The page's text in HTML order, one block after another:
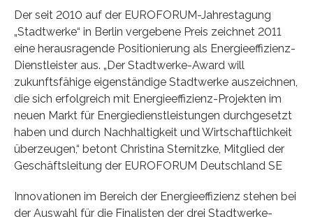
Der seit 2010 auf der EUROFORUM-Jahrestagung
„Stadtwerke“ in Berlin vergebene Preis zeichnet 2011
eine herausragende Positionierung als Energieeffizienz-
Dienstleister aus. „Der Stadtwerke-Award will
zukunftsfähige eigenständige Stadtwerke auszeichnen,
die sich erfolgreich mit Energieeffizienz-Projekten im
neuen Markt für Energiedienstleistungen durchgesetzt
haben und durch Nachhaltigkeit und Wirtschaftlichkeit
überzeugen,“ betont Christina Sternitzke, Mitglied der
Geschäftsleitung der EUROFORUM Deutschland SE
Innovationen im Bereich der Energieeffizienz stehen bei
der Auswahl für die Finalisten der drei Stadtwerke-